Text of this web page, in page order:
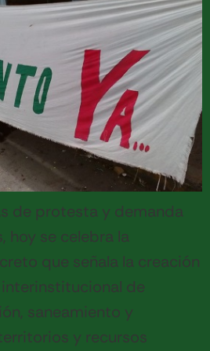
de protesta y demanda
hoy se celebra la
que señala la creación
de
saneamiento y
y recursos